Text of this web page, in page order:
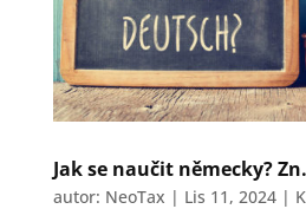
Jak se naučit německy?
autor: NeoTax | Lis 11, 2024|